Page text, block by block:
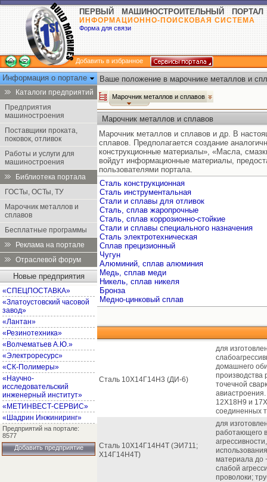
ПЕРВЫЙ МАШИНОСТРОИТЕЛЬНЫЙ ПОРТАЛ
ИНФОРМАЦИОННО-ПОИСКОВАЯ СИСТЕМА
Форма для связи
Добавить в избранное
Информация о портале
Каталоги предприятий
Предприятия
машиностроения
Поставщики проката,
поковок, отливок
Работы и услуги для
машиностроения
Библиотека портала
ГОСТы, ОСТы, ТУ
Марочник металлов и
сплавов
Бесплатные программы
Реклама на портале
Отраслевой форум
Новые предприятия
«СПЕЦПОСТАВКА»
«Златоустовский часовой
завод»
«Лантан»
«Резинотехника»
«Волчематьев А.Ю.»
«Электроресурс»
«СК-Полимеры»
«Научно-
исследовательский
инженерный институт»
«МЕТИНВЕСТ-СЕРВИС»
«Шадрин Инжиниринг»
Предприятий на портале:
8577
Добавить предприятие
Ваше положение в марочнике металлов и
Марочник металлов и сплавов
Марочник металлов и сплавов
Марочник металлов и сплавов и др. В
сплавов. Предполагается создание
конструкционные материалы», «Масла,
войдут информационные материалы,
пользователями портала.
Сталь конструкционная
Сталь инструментальная
Стали и сплавы для отливок
Сталь, сплав жаропрочные
Сталь, сплав коррозионно-стойкие
Стали и сплавы специального назначения
Сталь электротехническая
Сплав прецизионный
Чугун
Алюминий, сплав алюминия
Медь, сплав меди
Никель, сплав никеля
Бронза
Медно-цинковый сплав
Сталь 10Х14Г14Н3 (ДИ-6)
для
домашнего
производства
точечной
12Х18Н9 и
соединенных
Сталь 10Х14Г14Н4Т (ЭИ711;
Х14Г14Н4Т)
для
работающего
материала до
слабой
проволоки;